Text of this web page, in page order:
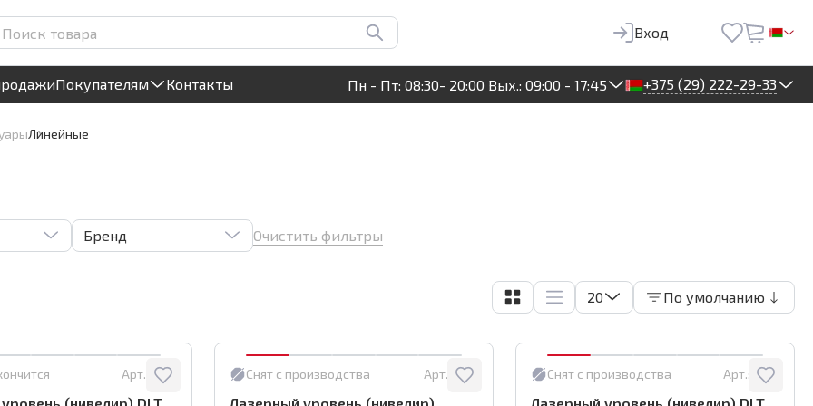
Круглосуточный! Прием заявок на сайте
Вход
Покупателям Контакты Пн - Пт: 08:30- 20:00 Вых.: 09:00 - 17:45 +375 (29) 222-29-33
Линейные
Бренд Очистить фильтры
20 По умолчанию
Арт.: 0177 Снят с производства Арт.: 1651 Снят с производства Арт.: 0176